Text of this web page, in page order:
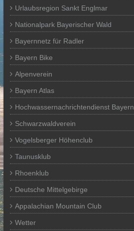
Urlaubsregion Sankt Englmar
Nationalpark Bayerischer Wald
Bayernnetz für Radler
Bayern Bike
Alpenverein
Bayern Atlas
Hochwassernachrichtendienst Bayern
Schwarzwaldverein
Vogelsberger Höhenclub
Taunusklub
Rhoenklub
Deutsche Mittelgebirge
Appalachian Mountain Club
Wetter